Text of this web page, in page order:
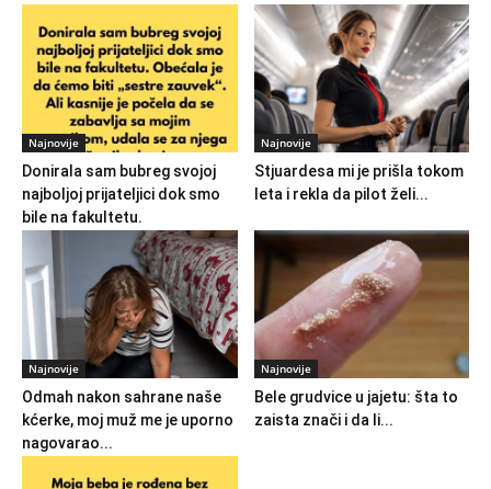
Najnovije
Donirala sam bubreg svojoj
najboljoj prijateljici dok smo
bile na fakultetu.
Najnovije
Stjuardesa mi je prišla tokom
leta i rekla da pilot želi...
Najnovije
Odmah nakon sahrane naše
kćerke, moj muž me je uporno
nagovarao...
Najnovije
Bele grudvice u jajetu: šta to
zaista znači i da li...